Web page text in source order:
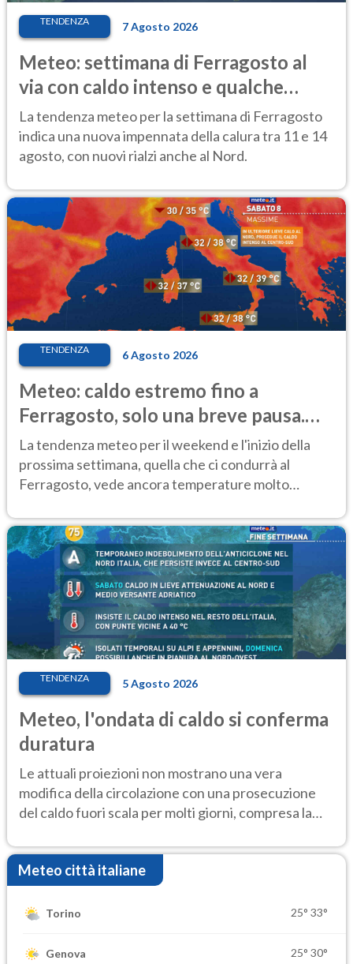
TENDENZA 7 Agosto 2026
Meteo: settimana di Ferragosto al
via con caldo intenso e qualche
temporale
La tendenza meteo per la settimana di Ferragosto
indica una nuova impennata della calura tra 11 e 14
agosto, con nuovi rialzi anche al Nord.
TENDENZA 6 Agosto 2026
Meteo: caldo estremo fino a
Ferragosto, solo una breve pausa.
Ecco dove
La tendenza meteo per il weekend e l'inizio della
prossima settimana, quella che ci condurrà al
Ferragosto, vede ancora temperature molto
TENDENZA 5 Agosto 2026
Meteo, l'ondata di caldo si conferma
duratura
Le attuali proiezioni non mostrano una vera
modifica della circolazione con una prosecuzione
del caldo fuori scala per molti giorni, compresa la
Meteo città italiane
Torino 25° 33°
Genova 25° 30°